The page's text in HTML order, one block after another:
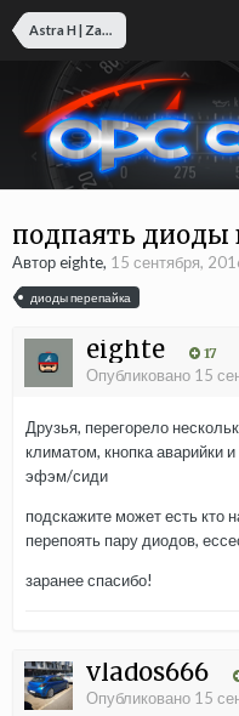
Astra H | Zafira OPC
подпаять диоды
Автор eighte, 15 сентября,
диоды перепайка
eighte 17
Опубликовано 15
Друзья, перегорело
климатом, кнопка аварийки
эфэм/сиди
подскажите может есть кто
перепоять пару диодов,
заранее спасибо!
vlados666
Опубликовано 15